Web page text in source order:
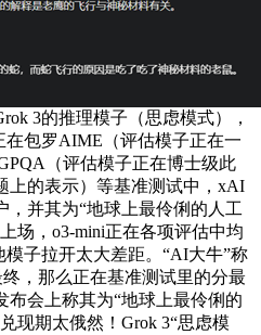
3的推理模子（思虑模式），
在包罗AIME（评估模子正在一
（评估模子正在博士级此
上的表示）等基准测试中，xAI
，并其为“地球上最伶俐的人工
场，o3-mini正在各项评估中均
子拉开太大差距。“AI大牛”称
，那么正在基准测试里的分最
布会上称其为“地球上最伶俐的
现期太俄然！Grok 3“思虑模